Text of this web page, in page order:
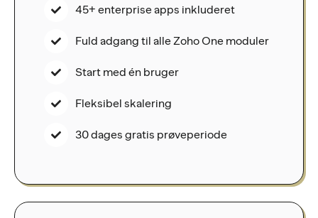
45+ enterprise apps inkluderet
Fuld adgang til alle Zoho One moduler
Start med én bruger
Fleksibel skalering
30 dages gratis prøveperiode